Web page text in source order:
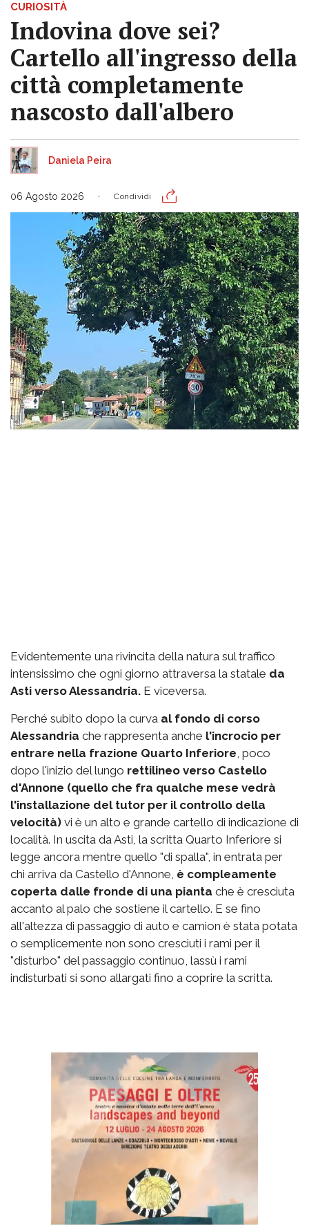
CURIOSITÀ
Indovina dove sei?
Cartello all'ingresso della
città completamente
nascosto dall'albero
Daniela Peira
06 Agosto 2026 Condividi
Evidentemente una rivincita della natura sul traffico
intensissimo che ogni giorno attraversa la statale da
Asti verso Alessandria. E viceversa.
Perché subito dopo la curva al fondo di corso
Alessandria che rappresenta anche l'incrocio per
entrare nella frazione Quarto Inferiore , poco
dopo l'inizio del lungo rettilineo verso Castello
d'Annone (quello che fra qualche mese vedrà
l'installazione del tutor per il controllo della
velocità) vi è un alto e grande cartello di indicazione di
località. In uscita da Asti, la scritta Quarto Inferiore si
legge ancora mentre quello "di spalla", in entrata per
chi arriva da Castello d'Annone, è compleamente
coperta dalle fronde di una pianta che è cresciuta
accanto al palo che sostiene il cartello. E se fino
all'altezza di passaggio di auto e camion è stata potata
o semplicemente non sono cresciuti i rami per il
"disturbo" del passaggio continuo, lassù i rami
indisturbati si sono allargati fino a coprire la scritta.